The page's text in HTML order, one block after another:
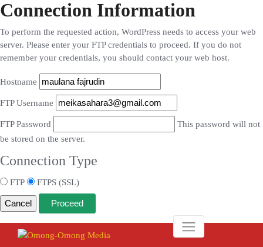
Connection Information
To perform the requested action, WordPress needs to access your web
server. Please enter your FTP credentials to proceed. If you do not
remember your credentials, you should contact your web host.
Hostname
FTP Username
FTP Password
This password will not
be stored on the server.
Connection Type
FTP FTPS (SSL)
Cancel